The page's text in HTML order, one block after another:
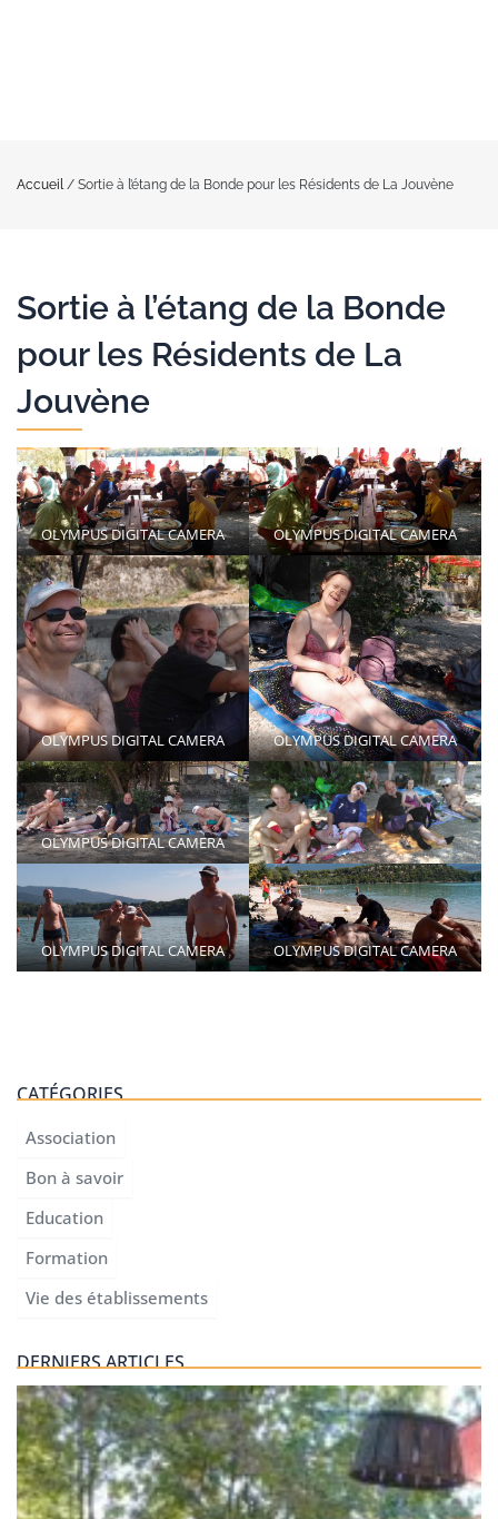
Accueil / Sortie à l’étang de la Bonde pour les Résidents de La Jouvène
Sortie à l’étang de la Bonde
pour les Résidents de La
Jouvène
OLYMPUS DIGITAL CAMERA OLYMPUS DIGITAL CAMERA
OLYMPUS DIGITAL CAMERA OLYMPUS DIGITAL CAMERA
OLYMPUS DIGITAL CAMERA
OLYMPUS DIGITAL CAMERA OLYMPUS DIGITAL CAMERA
CATÉGORIES
Association
Bon à savoir
Education
Formation
Vie des établissements
DERNIERS ARTICLES